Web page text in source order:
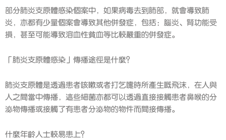
部分肺炎支原體感染個案中，如果病毒去到肺部，就會導致肺
炎，亦都有少量個案會導致其他併發症，包括：腦炎、腎功能受
損，甚至可能導致溶血性貧血等比較嚴重的併發症。
「肺炎支原體感染」傳播途徑是什麼？
肺炎支原體是透過患者咳嗽或者打乞嚏時所產生嘅飛沫，在人與
人之間當中傳播，這些細菌亦都可以透過直接接觸患者鼻喉的分
泌物傳播或接觸了有患者分泌物的物件而間接傳播。
什麼年齡人士較易患上？